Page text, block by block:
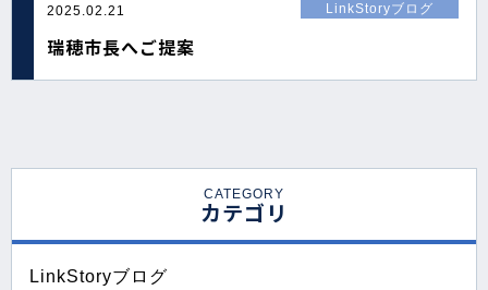
2025.02.21 LinkStoryブログ
瑞穂市長へご提案
CATEGORY
カテゴリ
LinkStoryブログ